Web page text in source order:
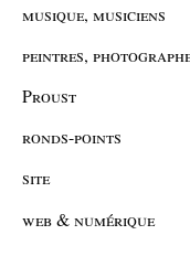
musique, musiciens
peintres,
Proust
ronds-points
site
web & numérique